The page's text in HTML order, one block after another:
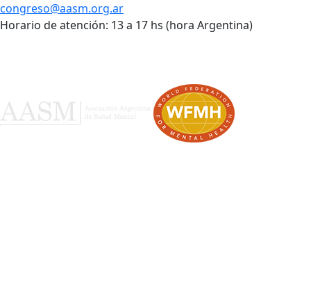
congreso@aasm.org.ar
Horario de atención: 13 a 17 hs (hora Argentina)